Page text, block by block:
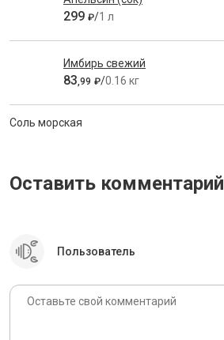
299 ₽/1 л
Имбирь свежий
83,99 ₽/0.16 кг
Соль морская
Оставить комментарий
Пользователь